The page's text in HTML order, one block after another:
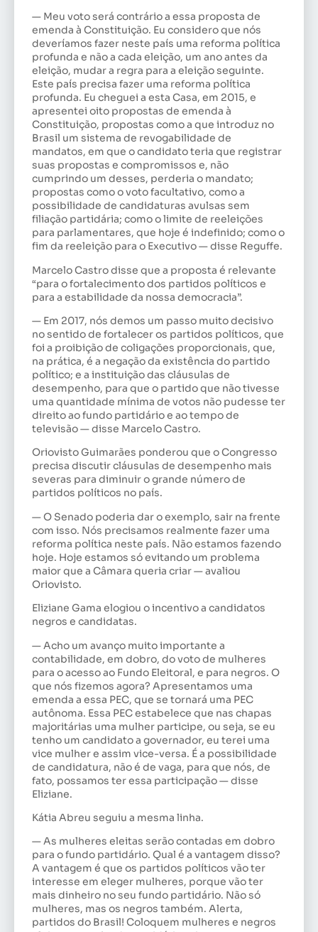
— Meu voto será contrário a essa proposta de
emenda à Constituição. Eu considero que nós
deveríamos fazer neste país uma reforma política
profunda e não a cada eleição, um ano antes da
eleição, mudar a regra para a eleição seguinte.
Este país precisa fazer uma reforma política
profunda. Eu cheguei a esta Casa, em 2015, e
apresentei oito propostas de emenda à
Constituição, propostas como a que introduz no
Brasil um sistema de revogabilidade de
mandatos, em que o candidato teria que registrar
suas propostas e compromissos e, não
cumprindo um desses, perderia o mandato;
propostas como o voto facultativo, como a
possibilidade de candidaturas avulsas sem
filiação partidária; como o limite de reeleições
para parlamentares, que hoje é indefinido; como o
fim da reeleição para o Executivo — disse Reguffe.
Marcelo Castro disse que a proposta é relevante
“para o fortalecimento dos partidos políticos e
para a estabilidade da nossa democracia”.
— Em 2017, nós demos um passo muito decisivo
no sentido de fortalecer os partidos políticos, que
foi a proibição de coligações proporcionais, que,
na prática, é a negação da existência do partido
político; e a instituição das cláusulas de
desempenho, para que o partido que não tivesse
uma quantidade mínima de votos não pudesse ter
direito ao fundo partidário e ao tempo de
televisão — disse Marcelo Castro.
Oriovisto Guimarães ponderou que o Congresso
precisa discutir cláusulas de desempenho mais
severas para diminuir o grande número de
partidos políticos no país.
— O Senado poderia dar o exemplo, sair na frente
com isso. Nós precisamos realmente fazer uma
reforma política neste país. Não estamos fazendo
hoje. Hoje estamos só evitando um problema
maior que a Câmara queria criar — avaliou
Oriovisto.
Eliziane Gama elogiou o incentivo a candidatos
negros e candidatas.
— Acho um avanço muito importante a
contabilidade, em dobro, do voto de mulheres
para o acesso ao Fundo Eleitoral, e para negros. O
que nós fizemos agora? Apresentamos uma
emenda a essa PEC, que se tornará uma PEC
autônoma. Essa PEC estabelece que nas chapas
majoritárias uma mulher participe, ou seja, se eu
tenho um candidato a governador, eu terei uma
vice mulher e assim vice-versa. É a possibilidade
de candidatura, não é de vaga, para que nós, de
fato, possamos ter essa participação — disse
Eliziane.
Kátia Abreu seguiu a mesma linha.
— As mulheres eleitas serão contadas em dobro
para o fundo partidário. Qual é a vantagem disso?
A vantagem é que os partidos políticos vão ter
interesse em eleger mulheres, porque vão ter
mais dinheiro no seu fundo partidário. Não só
mulheres, mas os negros também. Alerta,
partidos do Brasil! Coloquem mulheres e negros